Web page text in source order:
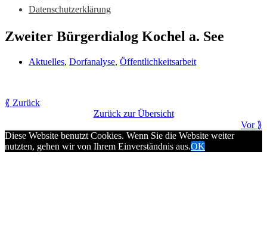
Datenschutzerklärung
Zweiter Bürgerdialog Kochel a. See
Aktuelles, Dorfanalyse, Öffentlichkeitsarbeit
⟪ Zurück
Zurück zur Übersicht
Vor ⟫
Diese Website benutzt Cookies. Wenn Sie die Website weiter
nutzten, gehen wir von Ihrem Einverständnis aus.OK